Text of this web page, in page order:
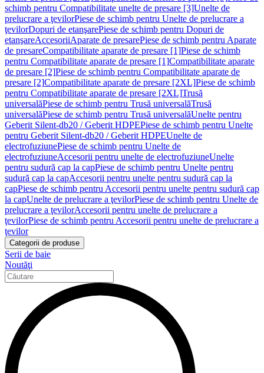
schimb pentru Compatibilitate unelte de presare [3]Unelte de
prelucrare a ţevilorPiese de schimb pentru Unelte de prelucrare a
ţevilorDopuri de etanşarePiese de schimb pentru Dopuri de
etanşareAccesoriiAparate de presarePiese de schimb pentru Aparate
de presareCompatibilitate aparate de presare [1]Piese de schimb
pentru Compatibilitate aparate de presare [1]Compatibilitate aparate
de presare [2]Piese de schimb pentru Compatibilitate aparate de
presare [2]Compatibilitate aparate de presare [2XL]Piese de schimb
pentru Compatibilitate aparate de presare [2XL]Trusă
universalăPiese de schimb pentru Trusă universalăTrusă
universalăPiese de schimb pentru Trusă universalăUnelte pentru
Geberit Silent-db20 / Geberit HDPEPiese de schimb pentru Unelte
pentru Geberit Silent-db20 / Geberit HDPEUnelte de
electrofuziunePiese de schimb pentru Unelte de
electrofuziuneAccesorii pentru unelte de electrofuziuneUnelte
pentru sudură cap la capPiese de schimb pentru Unelte pentru
sudură cap la capAccesorii pentru unelte pentru sudură cap la
capPiese de schimb pentru Accesorii pentru unelte pentru sudură cap
la capUnelte de prelucrare a ţevilorPiese de schimb pentru Unelte de
prelucrare a ţevilorAccesorii pentru unelte de prelucrare a
ţevilorPiese de schimb pentru Accesorii pentru unelte de prelucrare a
ţevilor
Categorii de produse
Serii de baie
Noutăţi